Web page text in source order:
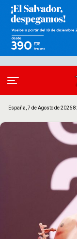
España, 7 de Agosto de 2026